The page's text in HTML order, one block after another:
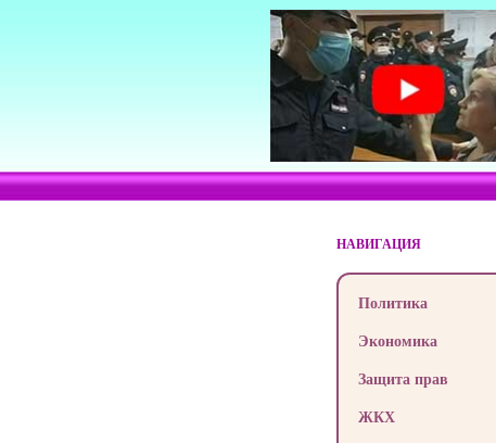
НАВИГАЦИЯ
Политика
Экономика
Защита прав
ЖКХ